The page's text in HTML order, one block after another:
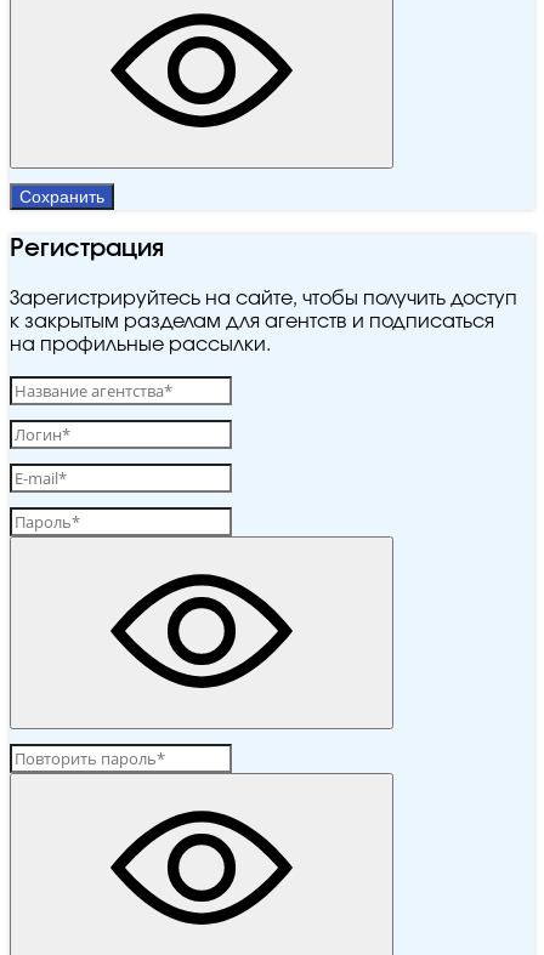
Сохранить
Регистрация
Зарегистрируйтесь на сайте, чтобы получить доступ
к закрытым разделам для агентств и подписаться
на профильные рассылки.